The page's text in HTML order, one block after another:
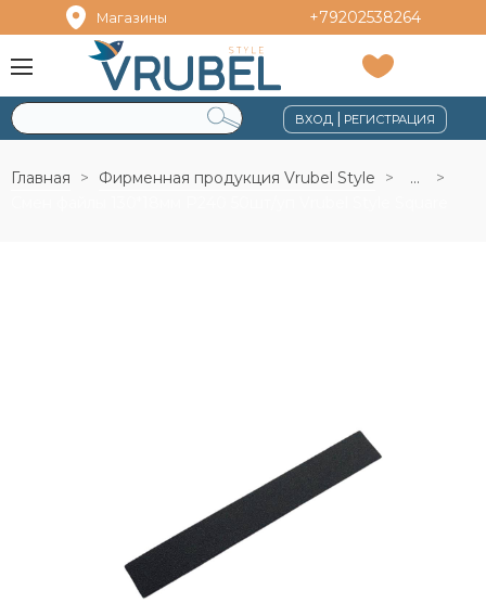
Магазины +79202538264
ВХОД |РЕГИСТРАЦИЯ
Главная Фирменная продукция Vrubel Style
...